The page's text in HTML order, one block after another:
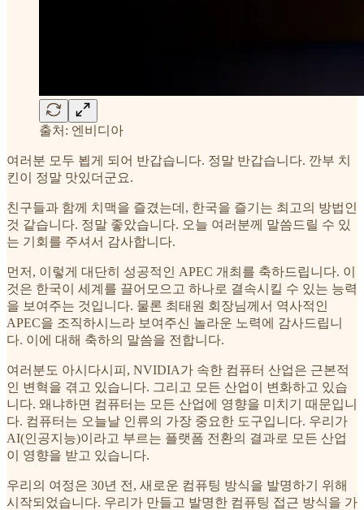
출처: 엔비디아
여러분 모두 뵙게 되어 반갑습니다. 정말 반갑습니다. 깐부 치
킨이 정말 맛있더군요.
친구들과 함께 치맥을 즐겼는데, 한국을 즐기는 최고의 방법인
것 같습니다. 정말 좋았습니다. 오늘 여러분께 말씀드릴 수 있
는 기회를 주셔서 감사합니다.
먼저, 이렇게 대단히 성공적인 APEC 개최를 축하드립니다. 이
것은 한국이 세계를 끌어모으고 하나로 결속시킬 수 있는 능력
을 보여주는 것입니다. 물론 최태원 회장님께서 역사적인
APEC을 조직하시느라 보여주신 놀라운 노력에 감사드립니
다. 이에 대해 축하의 말씀을 전합니다.
여러분도 아시다시피, NVIDIA가 속한 컴퓨터 산업은 근본적
인 변혁을 겪고 있습니다. 그리고 모든 산업이 변화하고 있습
니다. 왜냐하면 컴퓨터는 모든 산업에 영향을 미치기 때문입니
다. 컴퓨터는 오늘날 인류의 가장 중요한 도구입니다. 우리가
AI(인공지능)이라고 부르는 플랫폼 전환의 결과로 모든 산업
이 영향을 받고 있습니다.
우리의 여정은 30년 전, 새로운 컴퓨팅 방식을 발명하기 위해
시작되었습니다. 우리가 만들고 발명한 컴퓨팅 접근 방식을 가